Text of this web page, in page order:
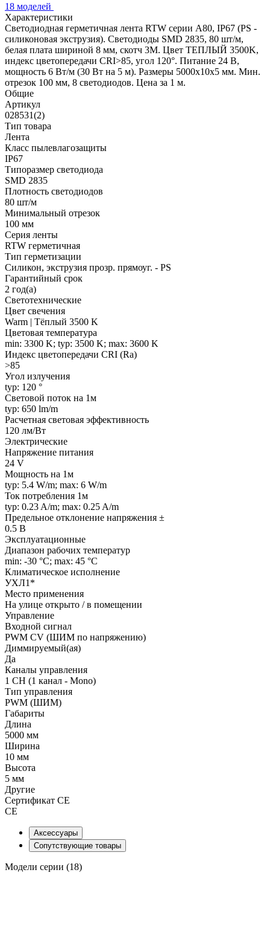
18 моделей
Характеристики
Светодиодная герметичная лента RTW серии A80, IP67 (PS -
силиконовая экструзия). Светодиоды SMD 2835, 80 шт/м,
белая плата шириной 8 мм, скотч 3M. Цвет ТЕПЛЫЙ 3500K,
индекс цветопередачи CRI>85, угол 120°. Питание 24 В,
мощность 6 Вт/м (30 Вт на 5 м). Размеры 5000x10x5 мм. Мин.
отрезок 100 мм, 8 светодиодов. Цена за 1 м.
Общие
Артикул
028531(2)
Тип товара
Лента
Класс пылевлагозащиты
IP67
Типоразмер светодиода
SMD 2835
Плотность светодиодов
80 шт/м
Минимальный отрезок
100 мм
Серия ленты
RTW герметичная
Тип герметизации
Силикон, экструзия прозр. прямоуг. - PS
Гарантийный срок
2 год(а)
Светотехнические
Цвет свечения
Warm | Тёплый 3500 K
Цветовая температура
min: 3300 K; typ: 3500 K; max: 3600 K
Индекс цветопередачи CRI (Ra)
>85
Угол излучения
typ: 120 °
Световой поток на 1м
typ: 650 lm/m
Расчетная световая эффективность
120 лм/Вт
Электрические
Напряжение питания
24 V
Мощность на 1м
typ: 5.4 W/m; max: 6 W/m
Ток потребления 1м
typ: 0.23 A/m; max: 0.25 A/m
Предельное отклонение напряжения ±
0.5 В
Эксплуатационные
Диапазон рабочих температур
min: -30 °C; max: 45 °C
Климатическое исполнение
УХЛ1*
Место применения
На улице открыто / в помещении
Управление
Входной сигнал
PWM СV (ШИМ по напряжению)
Диммируемый(ая)
Да
Каналы управления
1 CH (1 канал - Mono)
Тип управления
PWM (ШИМ)
Габариты
Длина
5000 мм
Ширина
10 мм
Высота
5 мм
Другие
Сертификат CE
CE
Аксессуары
Сопутствующие товары
Модели серии (18)